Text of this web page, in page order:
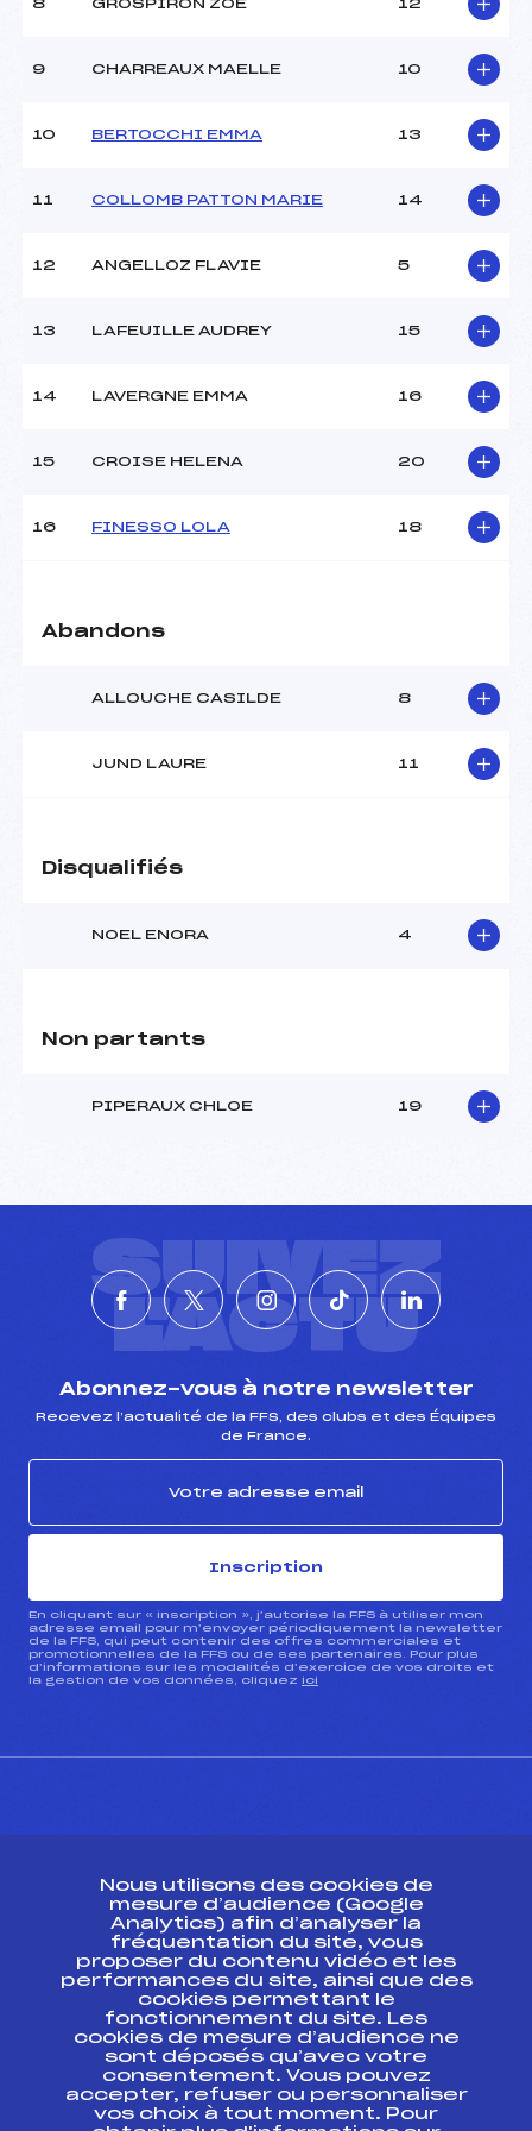
Ouvreurs C :
ANGUENOT LIONEL (MB)
Ouvreurs B :
Ouvreurs D :
Température arrivée :
8 GROSPIRON ZOE 12
9 CHARREAUX MAELLE 10
10 BERTOCCHI EMMA 13
11 COLLOMB PATTON MARIE 14
12 ANGELLOZ FLAVIE 5
13 LAFEUILLE AUDREY 15
14 LAVERGNE EMMA 16
15 CROISE HELENA 20
16 FINESSO LOLA 18
Abandons
ALLOUCHE CASILDE 8
JUND LAURE 11
Disqualifiés
NOEL ENORA 4
Non partants
PIPERAUX CHLOE 19
SUIVEZ
L'ACTU
Abonnez-vous à notre newsletter
Recevez l’actualité de la FFS, des clubs et des Équipes
de France.
Inscription
En cliquant sur « inscription », j’autorise la FFS à utiliser mon
adresse email pour m’envoyer périodiquement la newsletter
de la FFS, qui peut contenir des offres commerciales et
promotionnelles de la FFS ou de ses partenaires. Pour plus
d’informations sur les modalités d’exercice de vos droits et
la gestion de vos données, cliquez ici
Ressources
Pass’Neige
Projet sportif fédéral
Projet de performance fédéral
Antidopage
Pôle Développement, Formation, Suivi
Scientifique
Nous utilisons des cookies de
mesure d’audience (Google
Analytics) afin d’analyser la
fréquentation du site, vous
proposer du contenu vidéo et les
performances du site, ainsi que des
cookies permettant le
fonctionnement du site. Les
cookies de mesure d’audience ne
sont déposés qu’avec votre
consentement. Vous pouvez
accepter, refuser ou personnaliser
vos choix à tout moment. Pour